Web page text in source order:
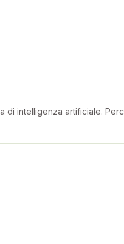
di intelligenza artificiale.